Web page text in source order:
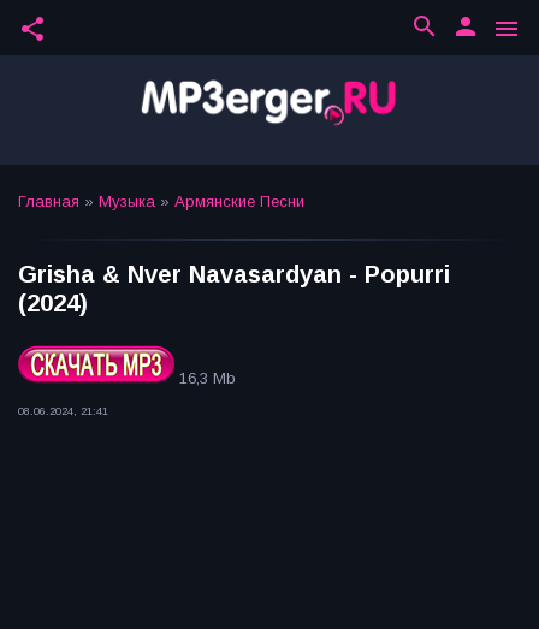
share menu
person
search
Главная » Музыка » Армянские Песни
Grisha & Nver Navasardyan - Popurri
(2024)
16,3 Mb
08.06.2024, 21:41